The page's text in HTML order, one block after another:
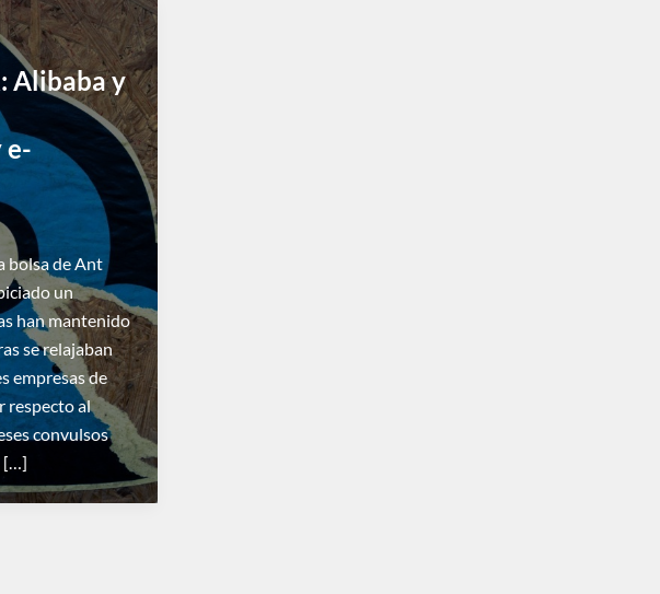
Alibaba y
e-
bolsa de Ant
un
han mantenido
se relajaban
empresas de
respecto al
convulsos
[…]